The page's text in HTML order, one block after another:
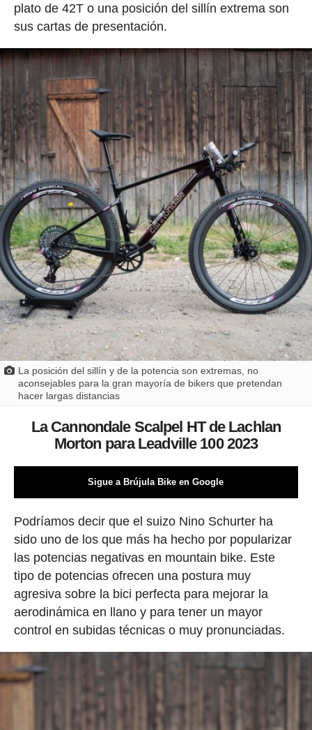
plato de 42T o una posición del sillín extrema son
sus cartas de presentación.
La posición del sillín y de la potencia son extremas, no
aconsejables para la gran mayoría de bikers que pretendan
hacer largas distancias
La Cannondale Scalpel HT de Lachlan
Morton para Leadville 100 2023
Sigue a Brújula Bike en Google
Podríamos decir que el suizo Nino Schurter ha
sido uno de los que más ha hecho por popularizar
las potencias negativas en mountain bike. Este
tipo de potencias ofrecen una postura muy
agresiva sobre la bici perfecta para mejorar la
aerodinámica en llano y para tener un mayor
control en subidas técnicas o muy pronunciadas.